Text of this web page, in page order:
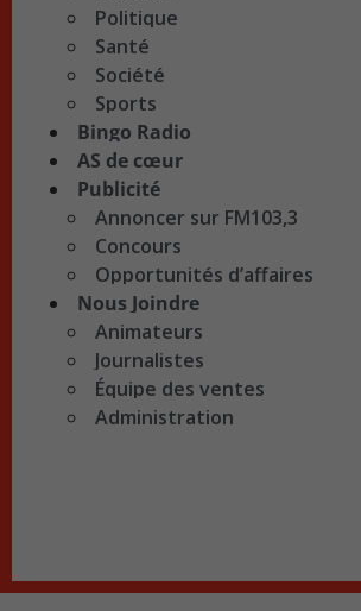
Politique
Santé
Société
Sports
Bingo Radio
AS de cœur
Publicité
Annoncer sur FM103,3
Concours
Opportunités d’affaires
Nous Joindre
Animateurs
Journalistes
Équipe des ventes
Administration